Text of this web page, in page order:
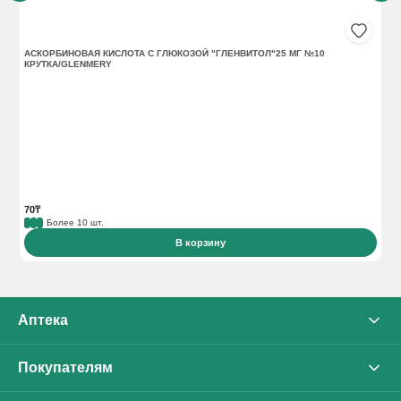
АСКОРБИНОВАЯ КИСЛОТА С ГЛЮКОЗОЙ "ГЛЕНВИТОЛ"25 МГ №10
КРУТКА/GLENMERY
70₸
Более 10 шт.
В корзину
Аптека
О нас
Покупателям